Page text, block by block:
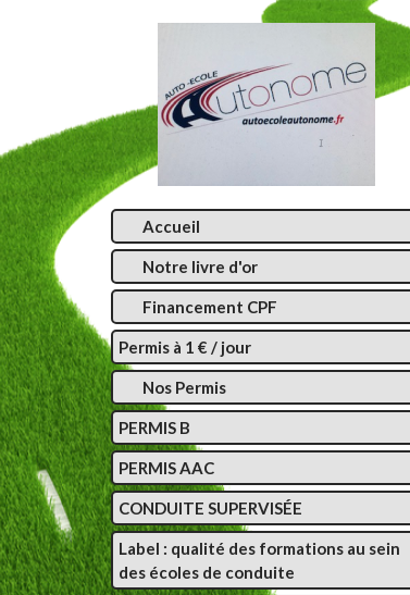
Accueil
Notre livre d'or
Financement CPF
Permis à 1 € / jour
Nos Permis
PERMIS B
PERMIS AAC
CONDUITE SUPERVISÉE
Label : qualité des formations au sein
des écoles de conduite